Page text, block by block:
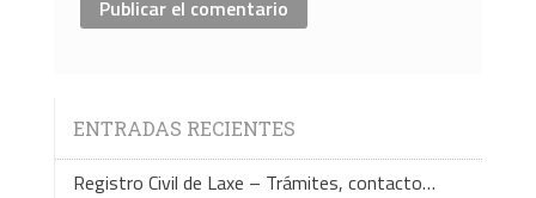
ENTRADAS RECIENTES
Registro Civil de Laxe – Trámites, contacto…